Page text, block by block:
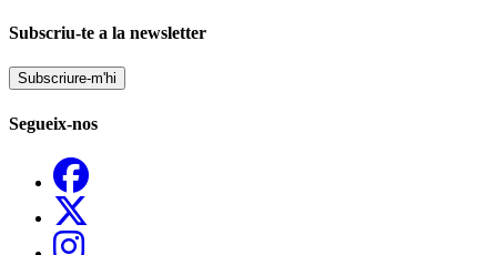
Subscriu-te a la newsletter
Subscriure-m'hi
Segueix-nos